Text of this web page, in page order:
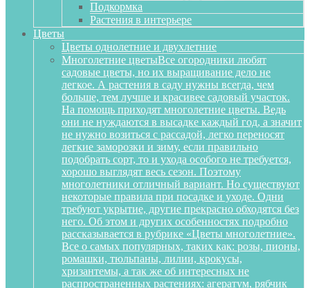
Подкормка
Растения в интерьере
Цветы
Цветы однолетние и двухлетние
Многолетние цветыВсе огородники любят
садовые цветы, но их выращивание дело не
легкое. А растения в саду нужны всегда, чем
больше, тем лучше и красивее садовый участок.
На помощь приходят многолетние цветы. Ведь
они не нуждаются в высадке каждый год, а значит
не нужно возиться с рассадой, легко переносят
легкие заморозки и зиму, если правильно
подобрать сорт, то и ухода особого не требуется,
хорошо выглядят весь сезон. Поэтому
многолетники отличный вариант. Но существуют
некоторые правила при посадке и уходе. Одни
требуют укрытие, другие прекрасно обходятся без
него. Об этом и других особенностях подробно
рассказывается в рубрике «Цветы многолетние».
Все о самых популярных, таких как: розы, пионы,
ромашки, тюльпаны, лилии, крокусы,
хризантемы, а так же об интересных не
распространенных растениях: агератум, рябчик